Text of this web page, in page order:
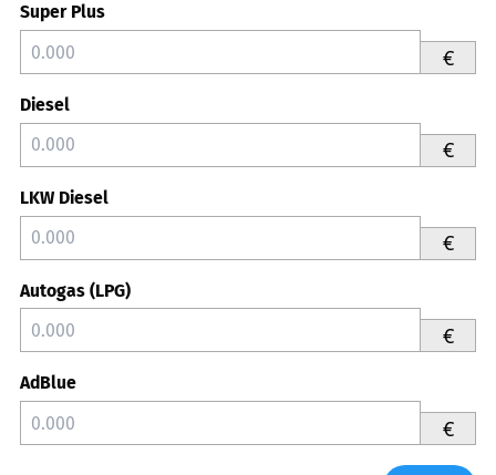
Super Plus
€
Diesel
€
LKW Diesel
€
Autogas (LPG)
€
AdBlue
€